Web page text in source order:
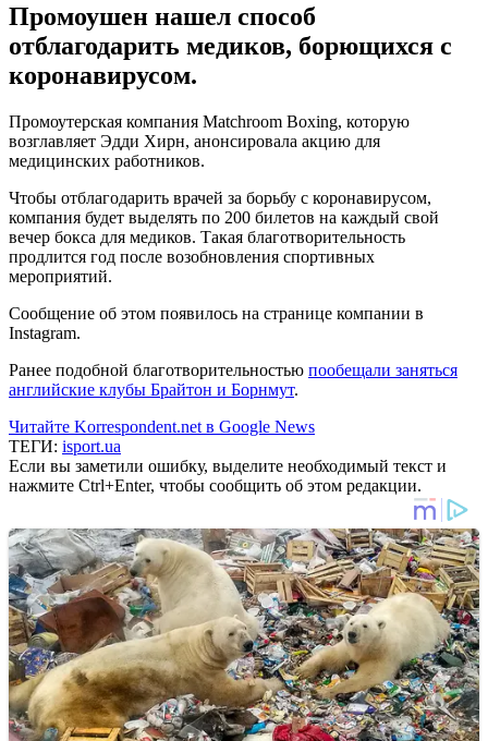
Промоушен нашел способ
отблагодарить медиков, борющихся с
коронавирусом.
Промоутерская компания Matchroom Boxing, которую
возглавляет Эдди Хирн, анонсировала акцию для
медицинских работников.
Чтобы отблагодарить врачей за борьбу с коронавирусом,
компания будет выделять по 200 билетов на каждый свой
вечер бокса для медиков. Такая благотворительность
продлится год после возобновления спортивных
мероприятий.
Сообщение об этом появилось на странице компании в
Instagram.
Ранее подобной благотворительностью пообещали заняться
английские клубы Брайтон и Борнмут.
Читайте Korrespondent.net в Google News
ТЕГИ: isport.ua
Если вы заметили ошибку, выделите необходимый текст и
нажмите Ctrl+Enter, чтобы сообщить об этом редакции.